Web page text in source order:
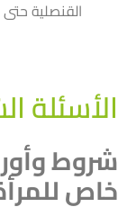
القنصلية حتى
الأسئلة
شروط
خاص